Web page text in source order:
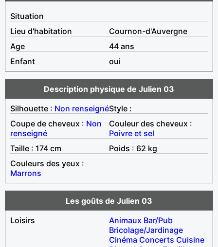
Situation
Lieu d'habitation
Cournon-d'Auvergne
Age
44 ans
Enfant
oui
Description physique de Julien 03
Silhouette : Non renseignéStyle :
Coupe de cheveux : Non
renseigné
Couleur des cheveux :
Poivre et sel
Taille : 174 cm
Poids : 62 kg
Couleurs des yeux :
Marrons
Les goûts de Julien 03
Loisirs
Animaux Bar/Pub
Bricolage/Jardinage
Cinéma Concerts Cuisine